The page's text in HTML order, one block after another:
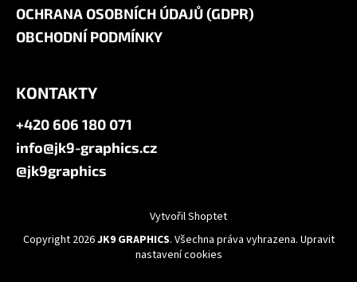
OCHRANA OSOBNÍCH ÚDAJŮ (GDPR)
OBCHODNÍ PODMÍNKY
KONTAKTY
+420 606 180 071
info@jk9-graphics.cz
@jk9graphics
Vytvořil Shoptet
Copyright 2026JK9 GRAPHICS. Všechna práva vyhrazena. Upravit
nastavení cookies